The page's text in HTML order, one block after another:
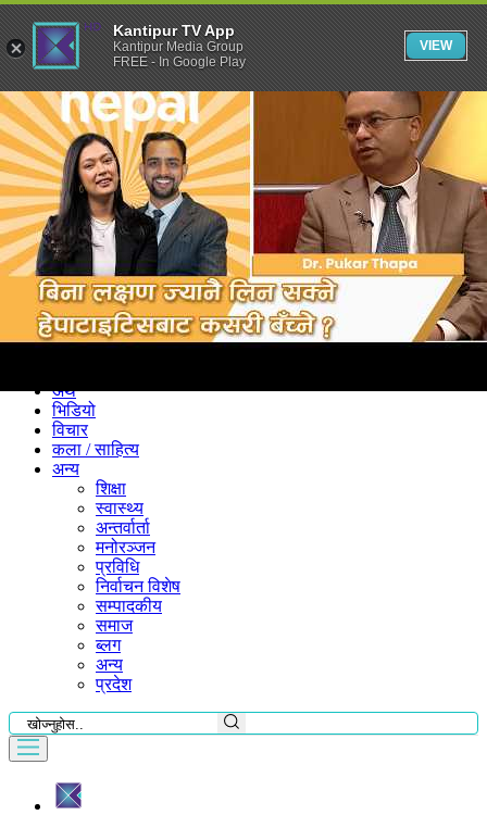
समाचार
राजनीति
अर्थ
भिडियो
विचार
कला / साहित्य
अन्य
शिक्षा
स्वास्थ्य
अन्तर्वार्ता
मनोरञ्जन
प्रविधि
निर्वाचन विशेष
सम्पादकीय
समाज
ब्लग
अन्य
प्रदेश
Kantipur TV App
Kantipur Media Group
FREE - In Google Play
VIEW